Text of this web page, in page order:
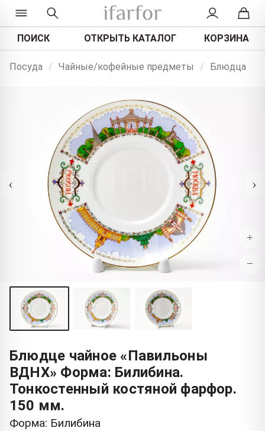
ПОИСК ОТКРЫТЬ КАТАЛОГ КОРЗИНА
Посуда / Чайные/кофейные предметы / Блюдца
‹ ›
+
−
Блюдце чайное «Павильоны
ВДНХ» Форма: Билибина.
Тонкостенный костяной фарфор.
150 мм.
Форма: Билибина